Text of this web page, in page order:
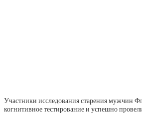
Участники исследования старения мужчин
когнитивное тестирование и успешно